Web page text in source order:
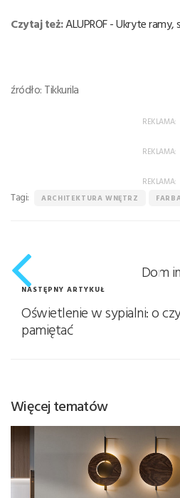
Czytaj też:ALUPROF - Ukryte
źródło: Tikkurila
REKLAMA:
REKLAMA:
REKLAMA:
Tagi: ARCHITEKTURA WNĘTRZ
Dom
NASTĘPNY ARTYKUŁ
Oświetlenie w sypialni: o
pamiętać
Więcej tematów